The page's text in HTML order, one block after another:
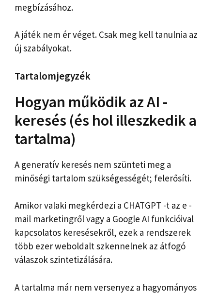
megbízásához.
A játék nem ér véget. Csak meg kell tanulnia az
új szabályokat.
Tartalomjegyzék
Hogyan működik az AI -
keresés (és hol illeszkedik a
tartalma)
A generatív keresés nem szünteti meg a
minőségi tartalom szükségességét; felerősíti.
Amikor valaki megkérdezi a CHATGPT -t az e -
mail marketingről vagy a Google AI funkcióival
kapcsolatos keresésekről, ezek a rendszerek
több ezer weboldalt szkennelnek az átfogó
válaszok szintetizálására.
A tartalma már nem versenyez a hagyományos